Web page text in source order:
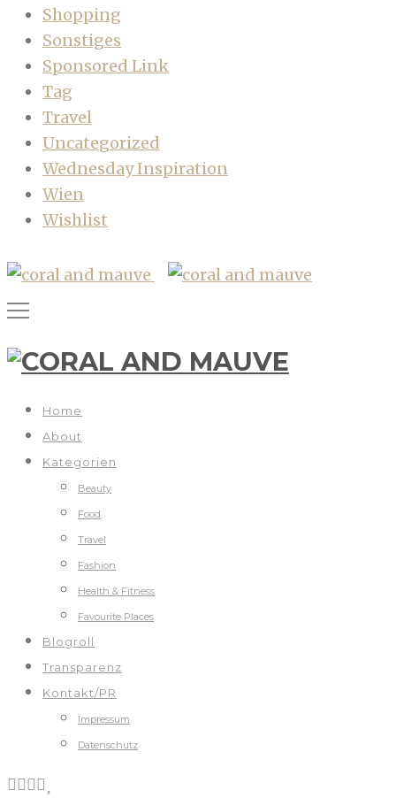
Shopping
Sonstiges
Sponsored Link
Tag
Travel
Uncategorized
Wednesday Inspiration
Wien
Wishlist
Home
About
Kategorien
Beauty
Food
Travel
Fashion
Health & Fitness
Favourite Places
Blogroll
Transparenz
Kontakt/PR
Impressum
Datenschutz